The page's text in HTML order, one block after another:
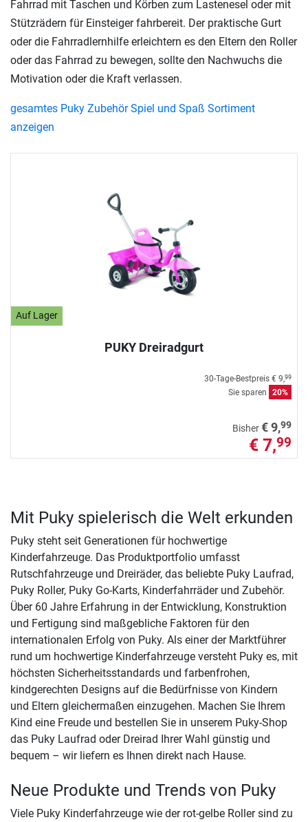
Auf Lager
PUKY Dreiradgurt
30-Tage-Bestpreis € 9,99
Sie sparen 20%
Bisher€ 9,99
€ 7,99
Fahrrad mit Taschen und Körben zum Lastenesel oder mit
Stützrädern für Einsteiger fahrbereit. Der praktische Gurt
oder die Fahrradlernhilfe erleichtern es den Eltern den Roller
oder das Fahrrad zu bewegen, sollte den Nachwuchs die
Motivation oder die Kraft verlassen.
gesamtes Puky Zubehör Spiel und Spaß Sortiment
anzeigen
Mit Puky spielerisch die Welt erkunden
Puky steht seit Generationen für hochwertige
Kinderfahrzeuge. Das Produktportfolio umfasst
Rutschfahrzeuge und Dreiräder, das beliebte Puky Laufrad,
Puky Roller, Puky Go-Karts, Kinderfahrräder und Zubehör.
Über 60 Jahre Erfahrung in der Entwicklung, Konstruktion
und Fertigung sind maßgebliche Faktoren für den
internationalen Erfolg von Puky. Als einer der Marktführer
rund um hochwertige Kinderfahrzeuge versteht Puky es, mit
höchsten Sicherheitsstandards und farbenfrohen,
kindgerechten Designs auf die Bedürfnisse von Kindern
und Eltern gleichermaßen einzugehen. Machen Sie Ihrem
Kind eine Freude und bestellen Sie in unserem Puky-Shop
das Puky Laufrad oder Dreirad Ihrer Wahl günstig und
bequem – wir liefern es Ihnen direkt nach Hause.
Neue Produkte und Trends von Puky
Viele Puky Kinderfahrzeuge wie der rot-gelbe Roller sind zu